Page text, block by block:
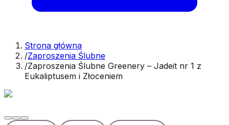
Strona główna
/Zaproszenia Ślubne
/Zaproszenia Ślubne Greenery – Jadeit nr 1 z
Eukaliptusem i Złoceniem